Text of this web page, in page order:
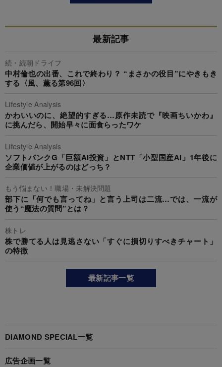
最新記事
続・続朝ドライフ
中村倫也の出番、これで終わり？ “まさかの役目”にやきもき
する〈風、薫る第96回〉
Lifestyle Analysis
かわいいのに、絶望的すぎる…原作未読で『映画ちいかわ』
に挑んだら、開始早々に面食らったワケ
Lifestyle Analysis
ソフトバンクG「巨額AI投資」とNTT「小型国産AI」1年後に
企業価値が上がるのはどっち？
もう悩まない！職場・未解決問題
部下に「何でも言ってね」と言う上司は二流…では、一流が
使う“魔法の質問”とは？
株トレ
株で勝てる人は見逃さない「すぐに損切りすべきチャート」
の特徴
最新記事一覧
DIAMOND SPECIAL一覧
広告企画一覧